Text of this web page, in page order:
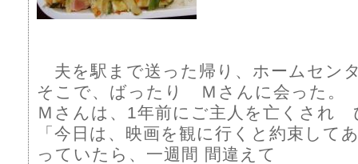
夫を駅まで送った帰り、ホームセン
そこで、ばったり Ｍさんに会った。
Ｍさんは、1年前にご主人を亡くされ
「今日は、映画を観に行くと約束して
っていたら、一週間 間違えて